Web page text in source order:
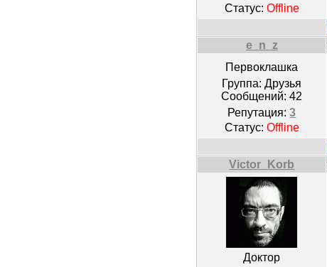
Статус: Offline
e_n_z
Первоклашка
Группа: Друзья
Сообщений:42
Репутация:3
Статус: Offline
Victor_Korb
Доктор